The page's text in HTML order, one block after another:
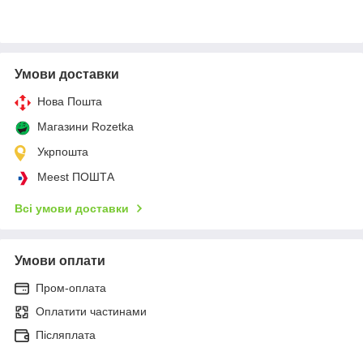
Умови доставки
Нова Пошта
Магазини Rozetka
Укрпошта
Meest ПОШТА
Всі умови доставки
Умови оплати
Пром-оплата
Оплатити частинами
Післяплата